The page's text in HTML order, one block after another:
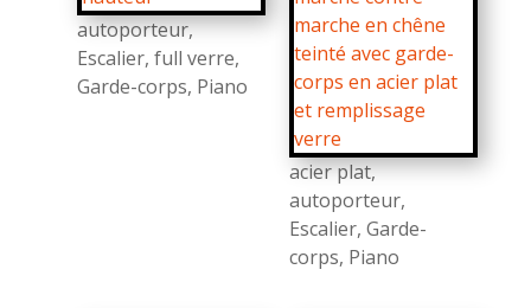
autoporteur,
Escalier, full verre,
Garde-corps, Piano
acier plat,
autoporteur,
Escalier, Garde-
corps, Piano